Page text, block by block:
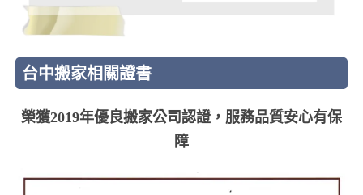
台中搬家相關證書
榮獲2019年優良搬家公司認證，服務品質安心有保
障